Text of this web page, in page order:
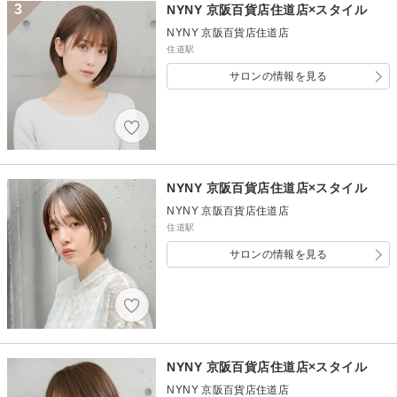
3 NYNY 京阪百貨店住道店×スタイル
NYNY 京阪百貨店住道店
住道駅
サロンの情報を見る
NYNY 京阪百貨店住道店×スタイル
NYNY 京阪百貨店住道店
住道駅
サロンの情報を見る
NYNY 京阪百貨店住道店×スタイル
NYNY 京阪百貨店住道店